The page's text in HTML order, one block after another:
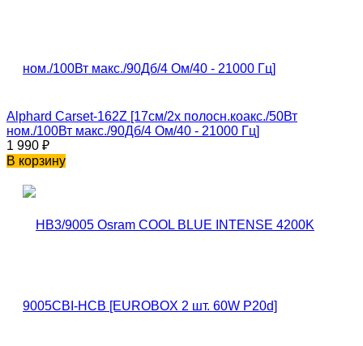
Alphard Carset-162Z [17см/2х полосн.коакс./50Вт
ном./100Вт макс./90Дб/4 Ом/40 - 21000 Гц]
1 990 ₽
В корзину